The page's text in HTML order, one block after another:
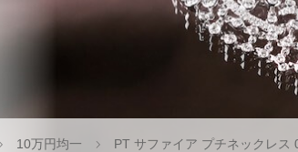
10万円均一 PT サファイア プチネックレス